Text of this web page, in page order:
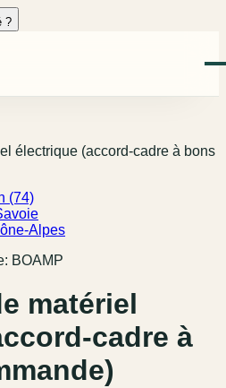
?
électrique (accord-cadre à bons
(74)
Alpes
BOAMP
matériel
cadre à